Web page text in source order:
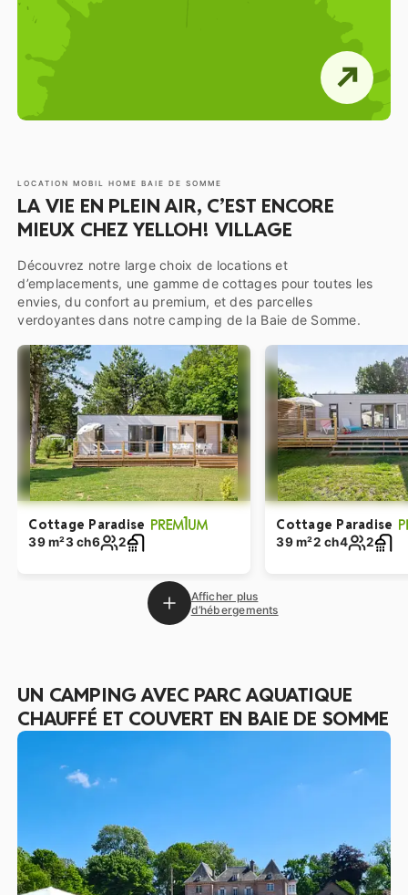
LOCATION MOBIL HOME BAIE DE SOMME
LA VIE EN PLEIN AIR, C’EST ENCORE
MIEUX CHEZ YELLOH! VILLAGE
Découvrez notre large choix de locations et
d’emplacements, une gamme de cottages pour toutes les
envies, du confort au premium, et des parcelles
verdoyantes dans notre camping de la Baie de Somme.
Cottage Paradise
39 m²3 ch6 2
Cottage Paradise
39 m²2 ch4 2
Afficher plus
d’hébergements
UN CAMPING AVEC PARC AQUATIQUE
CHAUFFÉ ET COUVERT EN BAIE DE SOMME